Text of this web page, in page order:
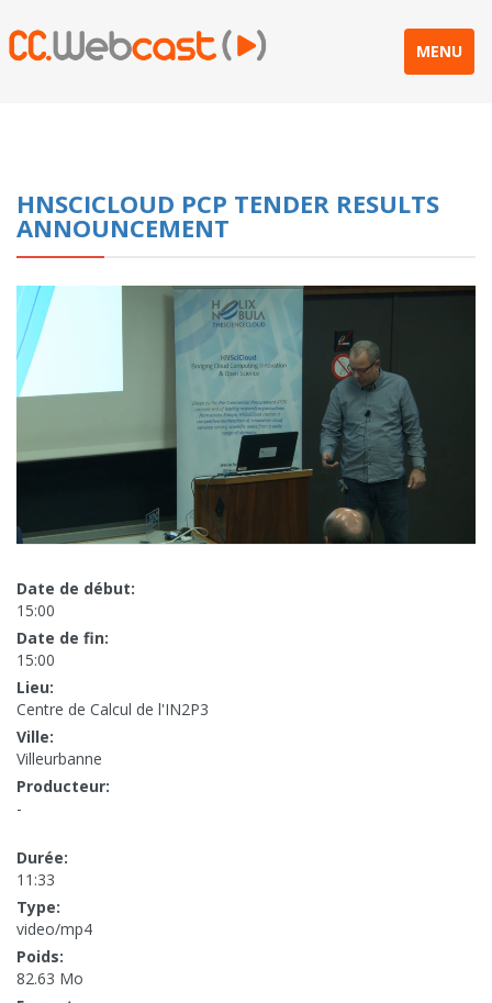
MENU
HNSCICLOUD PCP TENDER RESULTS
ANNOUNCEMENT
Date de début:
15:00
Date de fin:
15:00
Lieu:
Centre de Calcul de l'IN2P3
Ville:
Villeurbanne
Producteur:
-
Durée:
11:33
Type:
video/mp4
Poids:
82.63 Mo